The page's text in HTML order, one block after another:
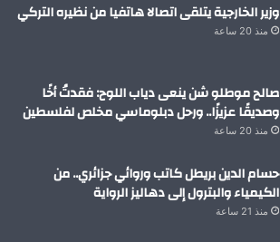
وزير الخارجية يتلقى اتصالا هاتفيا من نظيره التركي
منذ 20 ساعة
صالح موطلو شن ينعى دياب اللوح: فقدتُ أخًا
وصديقًا عزيزًا.. ورحل دبلوماسي مخلص لفلسطين
منذ 20 ساعة
حسام الدين بريطل كاتب وروائي جزائري.. من
الكيمياء والبترول إلى دهاليز الرواية
منذ 21 ساعة